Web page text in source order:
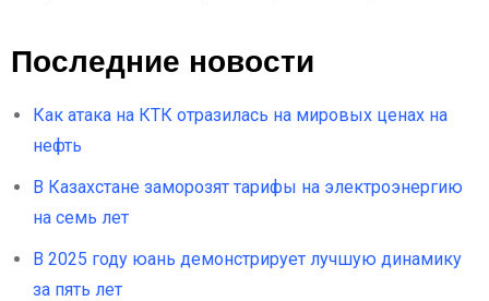
Последние новости
Как атака на КТК отразилась на мировых ценах на
нефть
В Казахстане заморозят тарифы на электроэнергию
на семь лет
В 2025 году юань демонстрирует лучшую динамику
за пять лет